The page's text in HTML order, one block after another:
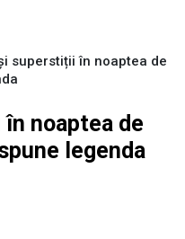
superstiții în noaptea de
noaptea de
legenda